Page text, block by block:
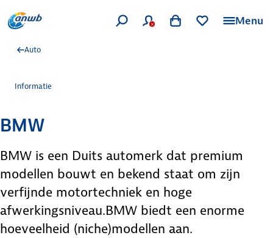
Menu
Auto
Informatie
BMW
BMW is een Duits automerk dat premium
modellen bouwt en bekend staat om zijn
verfijnde motortechniek en hoge
afwerkingsniveau.BMW biedt een enorme
hoeveelheid (niche)modellen aan.